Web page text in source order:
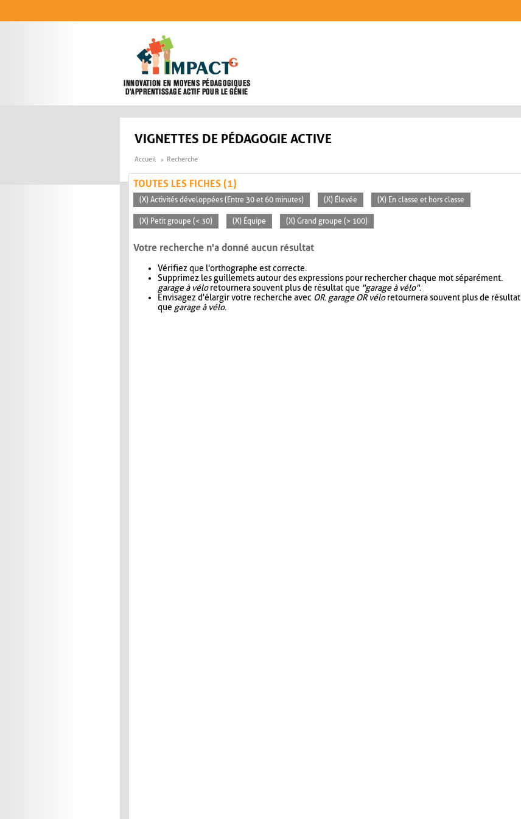
VIGNETTES DE PÉDAGOGIE ACTIVE
Accueil Recherche
TOUTES LES FICHES (1)
(X) Activités développées (Entre 30 et 60 minutes) (X) Élevée (X) En classe et hors classe
(X) Petit groupe (< 30) (X) Équipe (X) Grand groupe (> 100)
Votre recherche n'a donné aucun résultat
Vérifiez que l'orthographe est correcte.
Supprimez les guillemets autour des expressions pour rechercher chaque mot séparément.
garage à véloretournera souvent plus de résultat que "garage à vélo".
Envisagez d'élargir votre recherche avec OR. garage OR véloretournera souvent plus de résultat
que garage à vélo.